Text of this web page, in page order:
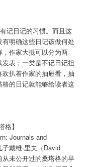
记日记的习惯。而且这
明确这些日记该做何处
，作家大抵可以分为两
表；一类是不记日记担
扒着作家的抽屉看，抽
的日记就能够给读者这
格】
Journals and
戴维·里夫（David
未公开过的桑塔格的早